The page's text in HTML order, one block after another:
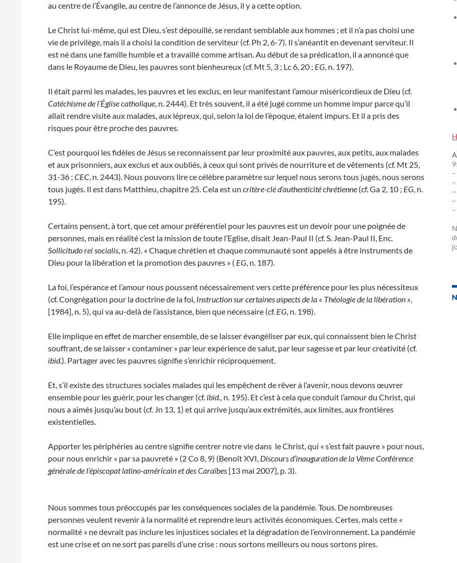
au centre de l’Évangile, au centre de l’annonce de Jésus, il y a cette option.
Le Christ lui-même, qui est Dieu, s’est dépouillé, se rendant semblable aux hommes ; et il n’a pas choisi une
vie de privilège, mais il a choisi la condition de serviteur (cf. Ph 2, 6-7). Il s’anéantit en devenant serviteur. Il
est né dans une famille humble et a travaillé comme artisan. Au début de sa prédication, il a annoncé que
dans le Royaume de Dieu, les pauvres sont bienheureux (cf. Mt 5, 3 ; Lc 6, 20 ; EG, n. 197).
Il était parmi les malades, les pauvres et les exclus, en leur manifestant l’amour miséricordieux de Dieu (cf.
Catéchisme de l’Église catholique, n. 2444). Et très souvent, il a été jugé comme un homme impur parce qu’il
allait rendre visite aux malades, aux lépreux, qui, selon la loi de l’époque, étaient impurs. Et il a pris des
risques pour être proche des pauvres.
C’est pourquoi les fidèles de Jésus se reconnaissent par leur proximité aux pauvres, aux petits, aux malades
et aux prisonniers, aux exclus et aux oubliés, à ceux qui sont privés de nourriture et de vêtements (cf. Mt 25,
31-36 ;CEC, n. 2443). Nous pouvons lire ce célèbre paramètre sur lequel nous serons tous jugés, nous serons
tous jugés. Il est dans Matthieu, chapitre 25. Cela est uncritère-clé d’authenticité chrétienne (cf. Ga 2, 10 ; EG, n.
195).
Certains pensent, à tort, que cet amour préférentiel pour les pauvres est un devoir pour une poignée de
personnes, mais en réalité c’est la mission de toute l’Eglise, disait Jean-Paul II (cf. S. Jean-Paul II, Enc.
Sollicitudo rei socialis, n. 42). « Chaque chrétien et chaque communauté sont appelés à être instruments de
Dieu pour la libération et la promotion des pauvres » ( EG, n. 187).
La foi, l’espérance et l’amour nous poussent nécessairement vers cette préférence pour les plus nécessiteux
(cf. Congrégation pour la doctrine de la foi, Instruction sur certaines aspects de la « Théologie de la libération »,
[1984], n. 5), qui va au-delà de l’assistance, bien que nécessaire (cf. EG, n. 198).
Elle implique en effet de marcher ensemble, de se laisser évangéliser par eux, qui connaissent bien le Christ
souffrant, de se laisser « contaminer » par leur expérience de salut, par leur sagesse et par leur créativité (cf.
ibid.). Partager avec les pauvres signifie s’enrichir réciproquement.
Et, s’il existe des structures sociales malades qui les empêchent de rêver à l’avenir, nous devons œuvrer
ensemble pour les guérir, pour les changer (cf. ibid., n. 195). Et c’est à cela que conduit l’amour du Christ, qui
nous a aimés jusqu’au bout (cf. Jn 13, 1) et qui arrive jusqu’aux extrémités, aux limites, aux frontières
existentielles.
Apporter les périphéries au centre signifie centrer notre vie dans le Christ, qui « s’est fait pauvre » pour nous,
pour nous enrichir « par sa pauvreté » (2 Co 8, 9) (Benoît XVI, Discours d’inauguration de la Vème Conférence
générale de l’épiscopat latino-américain et des Caraïbes [13 mai 2007], p. 3).
Nous sommes tous préoccupés par les conséquences sociales de la pandémie. Tous. De nombreuses
personnes veulent revenir à la normalité et reprendre leurs activités économiques. Certes, mais cette «
normalité » ne devrait pas inclure les injustices sociales et la dégradation de l’environnement. La pandémie
est une crise et on ne sort pas pareils d’une crise : nous sortons meilleurs ou nous sortons pires.